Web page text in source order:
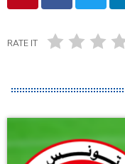
RATE IT